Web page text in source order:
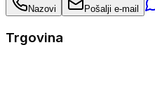
Nazovi Pošalji e-mail
Trgovina